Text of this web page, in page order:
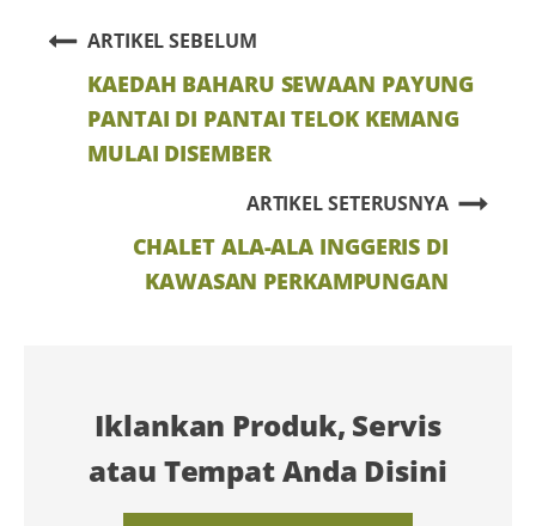
Iklankan Produk, Servis
atau Tempat Anda Disini
ARTIKEL SEBELUM
KAEDAH BAHARU SEWAAN PAYUNG
PANTAI DI PANTAI TELOK KEMANG
MULAI DISEMBER
ARTIKEL SETERUSNYA
CHALET ALA-ALA INGGERIS DI
KAWASAN PERKAMPUNGAN